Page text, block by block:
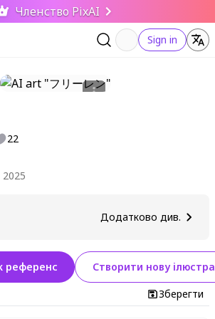
Членство PixAI
Sign in
22
Додатково див.
референс Створити нову
Зберегти